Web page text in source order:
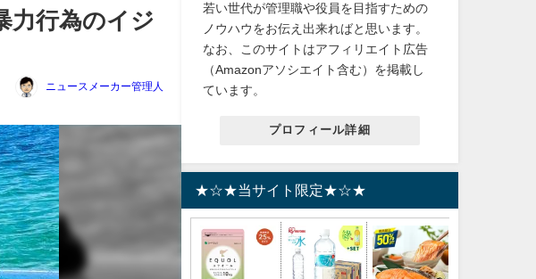
力行為のイジ
ニュースメーカー管理人
若い世代が管理職や役員を目指すための
ノウハウをお伝え出来ればと思います。
なお、このサイトはアフィリエイト広告
（Amazonアソシエイト含む）を掲載し
ています。
プロフィール詳細
★☆★当サイト限定★☆★